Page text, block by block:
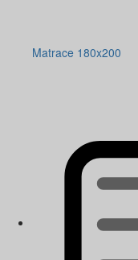
Matrace 180x200